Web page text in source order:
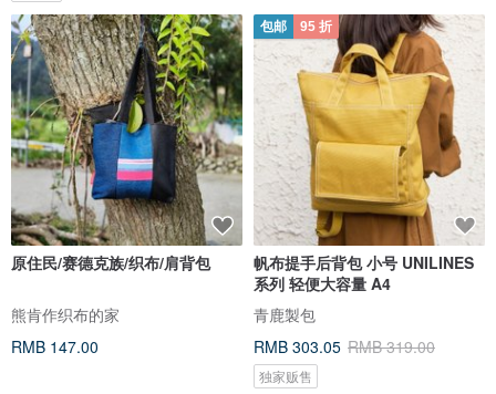
原住民/赛德克族/织布/肩背包
熊肯作织布的家
RMB 147.00
包邮 95 折
帆布提手后背包 小号 UNILINES
系列 轻便大容量 A4
青鹿製包
RMB 303.05 RMB 319.00
独家贩售